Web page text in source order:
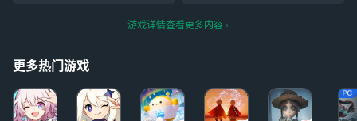
能有一个动态了，
还有这个赛季的紫
没有什么词语可以
的金皮我不穿男
的，但是这个女的
游戏详情查看更多内容
更多热门游戏